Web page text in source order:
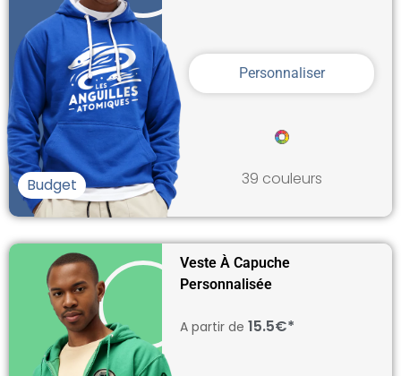
Budget
Personnaliser
39 couleurs
Veste À Capuche
Personnalisée
A partir de15.5€*